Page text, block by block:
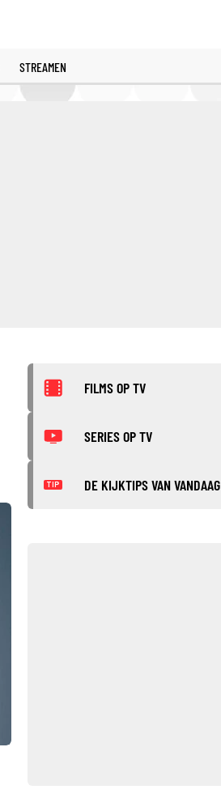
STREAMEN
FILMS OP TV
SERIES OP TV
TIP DE KIJKTIPS VAN VANDAAG